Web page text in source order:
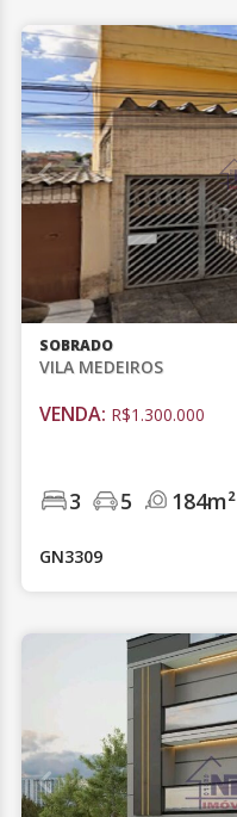
SOBRADO
VILA MEDEIROS
VENDA: R$1.300.000
3 5 184m²
GN3309